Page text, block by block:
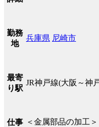
勤務
地
兵庫県 尼崎市
最寄
り駅
JR神戸線(大阪～神
仕事
＜金属部品の加工